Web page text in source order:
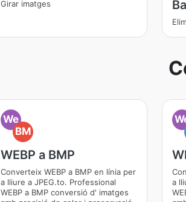
Girar imatges
We
BM
WEBP a BMP
Converteix WEBP a BMP en línia per
a lliure a JPEG.to. Professional
WEBP a BMP conversió d' imatges
a